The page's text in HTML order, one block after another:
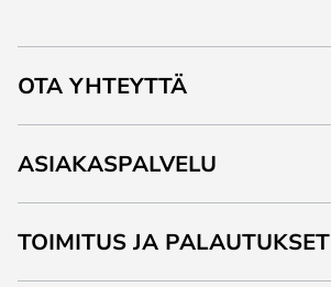
OTA YHTEYTTÄ
ASIAKASPALVELU
TOIMITUS JA PALAUTUKSET